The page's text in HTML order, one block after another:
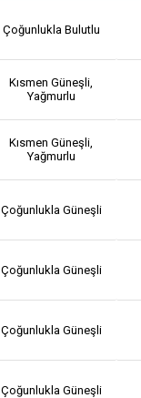
Çoğunlukla Bulutlu
Kısmen Güneşli,
Yağmurlu
Kısmen Güneşli,
Yağmurlu
Çoğunlukla Güneşli
Çoğunlukla Güneşli
Çoğunlukla Güneşli
Çoğunlukla Güneşli